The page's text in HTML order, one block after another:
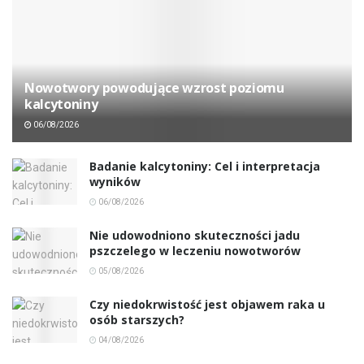
Nowotwory powodujące wzrost poziomu
kalcytoniny
06/08/2026
Badanie kalcytoniny: Cel i interpretacja
wyników
06/08/2026
Nie udowodniono skuteczności jadu
pszczelego w leczeniu nowotworów
05/08/2026
Czy niedokrwistość jest objawem raka u
osób starszych?
04/08/2026